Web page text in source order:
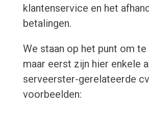
klantenservice en het
betalingen.
We staan op het punt om te
maar eerst zijn hier enkele
serveerster-gerelateerde
voorbeelden: